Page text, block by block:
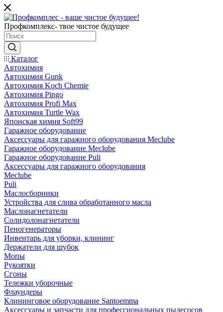
Профкомплекс- твое чистое будущее
Каталог
Автохимия
Автохимия Gunk
Автохимия Koch Chemie
Автохимия Pingo
Автохимия Profi Max
Автохимия Turtle Wax
Японская химия Soft99
Гаражное оборудование
Аксессуары для гаражного оборудования Meclube
Гаражное оборудование Meclube
Гаражное оборудование Puli
Аксессуары для гаражного оборудования
Meclube
Puli
Маслосборники
Устройства для слива обработанного масла
Маслонагнетатели
Солидолонагнетатели
Пеногенераторы
Инвентарь для уборки, клининг
Держатели для шубок
Мопы
Рукоятки
Сгоны
Тележки уборочные
Флаундеры
Клининговое оборудование Santoemma
Аксессуары и запчасти для профессиональных пылесосов